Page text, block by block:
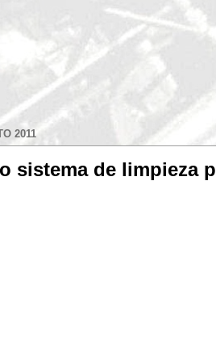
2011
sistema de limpieza